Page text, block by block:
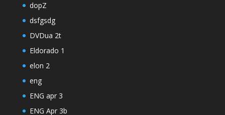
dopZ
dsfgsdg
DVDua 2t
Eldorado 1
elon 2
eng
ENG apr 3
ENG Apr 3b